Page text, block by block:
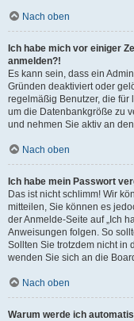
Nach oben
Ich habe mich vor einiger
anmelden?!
Es kann sein, dass ein
Gründen deaktiviert oder
regelmäßig Benutzer, die
um die Datenbankgröße zu
und nehmen Sie aktiv an
Nach oben
Ich habe mein Passwort
Das ist nicht schlimm! Wir
mitteilen, Sie können es
der Anmelde-Seite auf „Ich
Anweisungen folgen. So
Sollten Sie trotzdem nicht in
wenden Sie sich an die
Nach oben
Warum werde ich